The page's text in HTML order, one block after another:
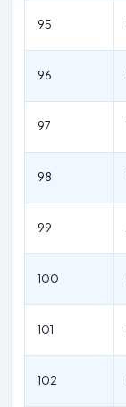
95
96
97
98
99
100
101
102